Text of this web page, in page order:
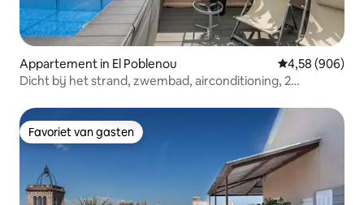
Appartement in El Poblenou Gemiddelde
4,58 (906)
Dicht bij het strand, zwembad, airconditioning, 2
Favoriet van gasten
Favoriet van gasten